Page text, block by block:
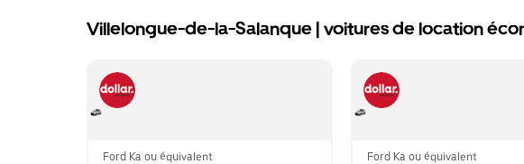
Villelongue-de-la-Salanque | voitures de location
Ford Ka ou équivalent Ford Ka ou équivalent